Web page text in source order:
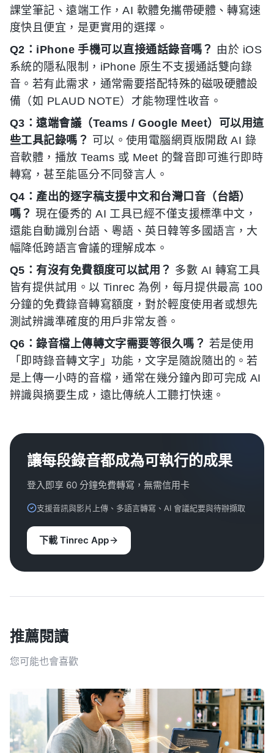
課堂筆記、遠端工作，AI 軟體免攜帶硬體、轉寫速
度快且便宜，是更實用的選擇。
Q2：iPhone 手機可以直接通話錄音嗎？ 由於 iOS
系統的隱私限制，iPhone 原生不支援通話雙向錄
音。若有此需求，通常需要搭配特殊的磁吸硬體設
備（如 PLAUD NOTE）才能物理性收音。
Q3：遠端會議（Teams / Google Meet）可以用這
些工具記錄嗎？ 可以。使用電腦網頁版開啟 AI 錄
音軟體，播放 Teams 或 Meet 的聲音即可進行即時
轉寫，甚至能區分不同發言人。
Q4：產出的逐字稿支援中文和台灣口音（台語）
嗎？ 現在優秀的 AI 工具已經不僅支援標準中文，
還能自動識別台語、粵語、英日韓等多國語言，大
幅降低跨語言會議的理解成本。
Q5：有沒有免費額度可以試用？ 多數 AI 轉寫工具
皆有提供試用。以 Tinrec 為例，每月提供最高 100
分鐘的免費錄音轉寫額度，對於輕度使用者或想先
測試辨識準確度的用戶非常友善。
Q6：錄音檔上傳轉文字需要等很久嗎？ 若是使用
「即時錄音轉文字」功能，文字是隨說隨出的。若
是上傳一小時的音檔，通常在幾分鐘內即可完成 AI
辨識與摘要生成，遠比傳統人工聽打快速。
讓每段錄音都成為可執行的成果
登入即享 60 分鐘免費轉寫，無需信用卡
支援音訊與影片上傳、多語言轉寫、AI 會議紀要與待辦擷取
下載 Tinrec App
推薦閱讀
您可能也會喜歡